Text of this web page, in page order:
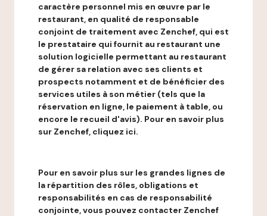
caractère personnel mis en œuvre par le
restaurant, en qualité de responsable
conjoint de traitement avec Zenchef, qui est
le prestataire qui fournit au restaurant une
solution logicielle permettant au restaurant
de gérer sa relation avec ses clients et
prospects notamment et de bénéficier des
services utiles à son métier (tels que la
réservation en ligne, le paiement à table, ou
encore le recueil d'avis). Pour en savoir plus
sur Zenchef, cliquez ici.
Pour en savoir plus sur les grandes lignes de
la répartition des rôles, obligations et
responsabilités en cas de responsabilité
conjointe, vous pouvez contacter Zenchef